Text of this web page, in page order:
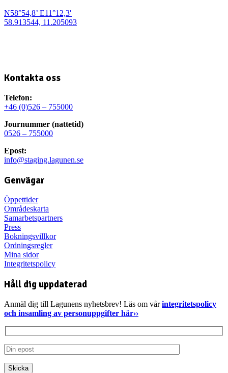
N58°54,8’ E11°12,3′
58.913544, 11.205093
Kontakta oss
Telefon:
+46 (0)526 – 755000
Journummer (nattetid)
0526 – 755000
Epost:
info@staging.lagunen.se
Genvägar
Öppettider
Områdeskarta
Samarbetspartners
Press
Bokningsvillkor
Ordningsregler
Mina sidor
Integritetspolicy
Håll dig uppdaterad
Anmäl dig till Lagunens nyhetsbrev! Läs om vårintegritetspolicy
och insamling av personuppgifter här››